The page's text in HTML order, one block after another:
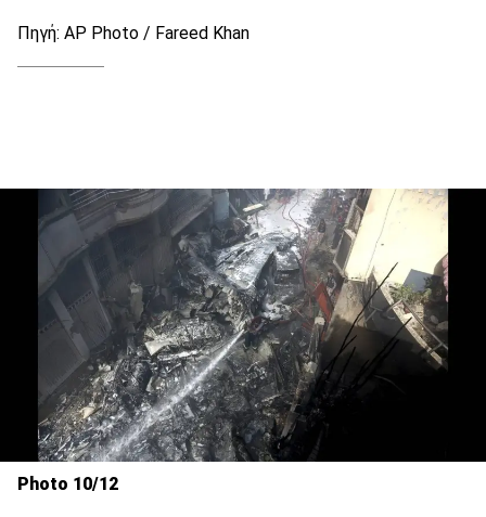
Πηγή: AP Photo / Fareed Khan
Photo 10/12